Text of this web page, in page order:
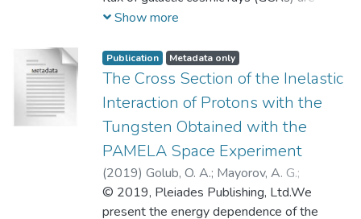
Грачьяевич;
Александровна;Малахов, Виталий
Валерьевич ;Роденко, Светлана
Александровна
detected by the PAMELA and ARINA
2016. GCR characteristics are
reconstructed, the temporal behavior of the
amplitude of variations is described for
different energies, and amplitude–energy
dependences are obtained for several
episodes of variations arising.
Show more
Publication Metadata only
The Cross Section of the Inelastic
Interaction of Protons with the
Tungsten Obtained with the
PAMELA Space Experiment
(2019) Golub, O. A.; Mayorov, A. G.;
Koldobskiy, S.;Malakhov, V.;Yulbarisov, R. F.
Голуб, Ольга Александровна; Майоров,
© 2019, Pleiades Publishing, Ltd.We
present the energy dependence of the